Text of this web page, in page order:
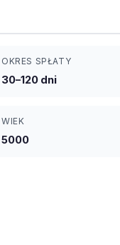
OKRES SPŁATY
30–120 dni
WIEK
5000